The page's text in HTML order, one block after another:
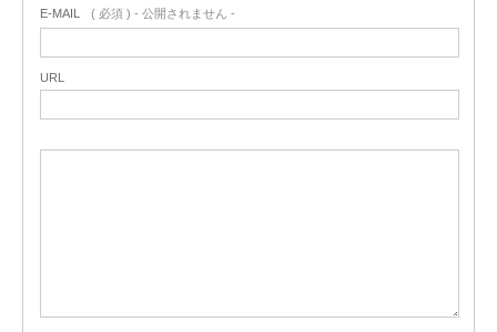
E-MAIL ( 必須 ) - 公開されません -
URL